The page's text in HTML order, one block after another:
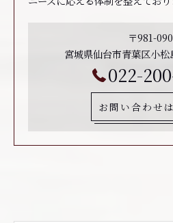
〒981-
宮城県仙台市青葉区小松
022-
お問い合わせ